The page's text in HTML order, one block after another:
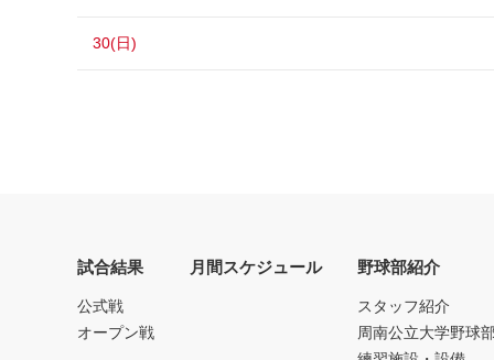
30(日)
試合結果
公式戦
オープン戦
月間スケジュール 野球部紹介
スタッフ紹介
周南公立大学野球